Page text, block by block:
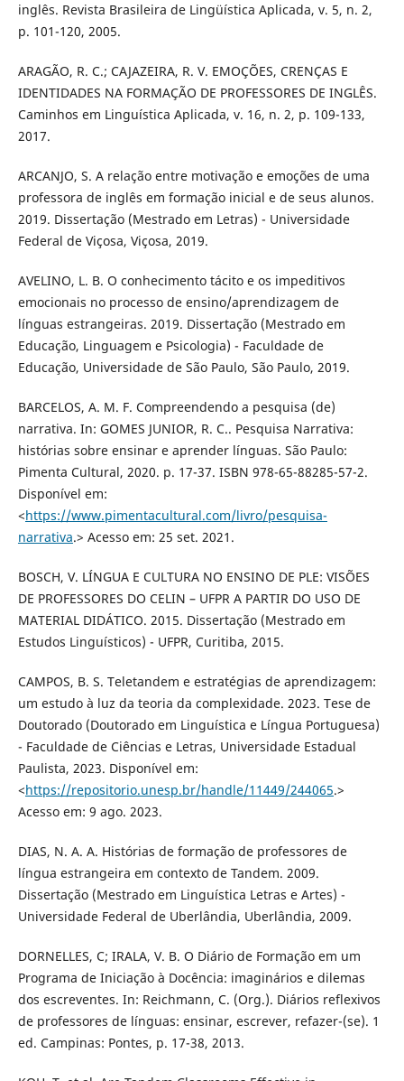
inglês. Revista Brasileira de Lingüística Aplicada, v. 5, n. 2,
p. 101-120, 2005.
ARAGÃO, R. C.; CAJAZEIRA, R. V. EMOÇÕES, CRENÇAS E
IDENTIDADES NA FORMAÇÃO DE PROFESSORES DE INGLÊS.
Caminhos em Linguística Aplicada, v. 16, n. 2, p. 109-133,
2017.
ARCANJO, S. A relação entre motivação e emoções de uma
professora de inglês em formação inicial e de seus alunos.
2019. Dissertação (Mestrado em Letras) - Universidade
Federal de Viçosa, Viçosa, 2019.
AVELINO, L. B. O conhecimento tácito e os impeditivos
emocionais no processo de ensino/aprendizagem de
línguas estrangeiras. 2019. Dissertação (Mestrado em
Educação, Linguagem e Psicologia) - Faculdade de
Educação, Universidade de São Paulo, São Paulo, 2019.
BARCELOS, A. M. F. Compreendendo a pesquisa (de)
narrativa. In: GOMES JUNIOR, R. C.. Pesquisa Narrativa:
histórias sobre ensinar e aprender línguas. São Paulo:
Pimenta Cultural, 2020. p. 17-37. ISBN 978-65-88285-57-2.
Disponível em:
<https://www.pimentacultural.com/livro/pesquisa-
narrativa.> Acesso em: 25 set. 2021.
BOSCH, V. LÍNGUA E CULTURA NO ENSINO DE PLE: VISÕES
DE PROFESSORES DO CELIN – UFPR A PARTIR DO USO DE
MATERIAL DIDÁTICO. 2015. Dissertação (Mestrado em
Estudos Linguísticos) - UFPR, Curitiba, 2015.
CAMPOS, B. S. Teletandem e estratégias de aprendizagem:
um estudo à luz da teoria da complexidade. 2023. Tese de
Doutorado (Doutorado em Linguística e Língua Portuguesa)
- Faculdade de Ciências e Letras, Universidade Estadual
Paulista, 2023. Disponível em:
<https://repositorio.unesp.br/handle/11449/244065.>
Acesso em: 9 ago. 2023.
DIAS, N. A. A. Histórias de formação de professores de
língua estrangeira em contexto de Tandem. 2009.
Dissertação (Mestrado em Linguística Letras e Artes) -
Universidade Federal de Uberlândia, Uberlândia, 2009.
DORNELLES, C; IRALA, V. B. O Diário de Formação em um
Programa de Iniciação à Docência: imaginários e dilemas
dos escreventes. In: Reichmann, C. (Org.). Diários reflexivos
de professores de línguas: ensinar, escrever, refazer-(se). 1
ed. Campinas: Pontes, p. 17-38, 2013.